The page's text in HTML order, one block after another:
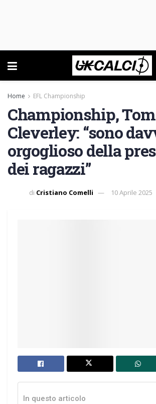
Home EFL Championship
Championship, Tom
Cleverley: “sono
orgoglioso della
dei ragazzi”
di Cristiano Comelli 10 Aprile 2025
In questo articolo